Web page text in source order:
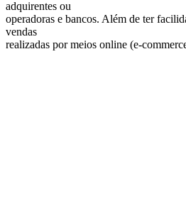
adquirentes ou
operadoras e bancos. Além de ter
vendas
realizadas por meios online (e-